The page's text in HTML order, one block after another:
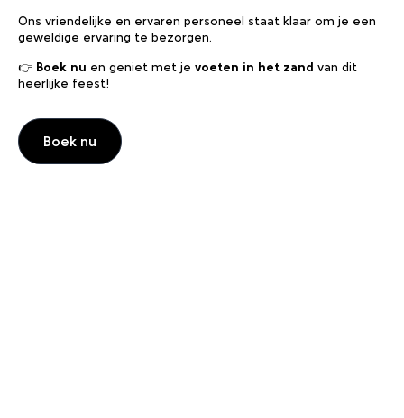
Ons vriendelijke en ervaren personeel staat klaar om je een
geweldige ervaring te bezorgen.
👉 Boek nu en geniet met je voeten in het zand van dit
heerlijke feest!
Boek nu